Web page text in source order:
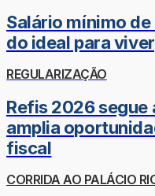
Salário mínimo
do ideal para
REGULARIZAÇÃO
Refis 2026 segue
amplia
fiscal
CORRIDA AO PALÁCIO